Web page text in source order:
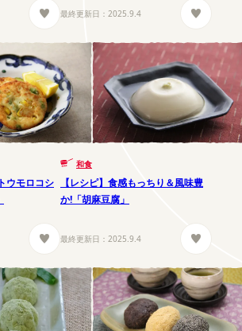
最終更新日： 2025.9.4
ウモロコシ
和食
【レシピ】食感もっちり＆風味豊
か!「胡麻豆腐」
最終更新日： 2025.9.4